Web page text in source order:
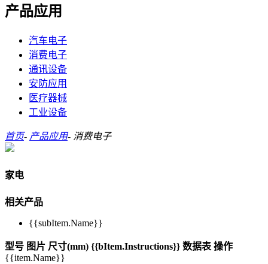
产品应用
汽车电子
消费电子
通讯设备
安防应用
医疗器械
工业设备
首页- 产品应用- 消费电子
家电
相关产品
{{subItem.Name}}
型号 图片 尺寸(mm) {{bItem.Instructions}} 数据表 操作
{{item.Name}}